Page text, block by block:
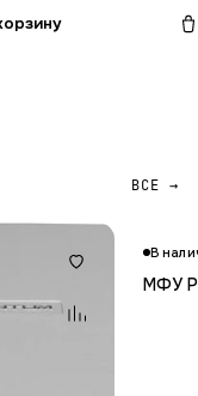
ВСЕ →
В
МФУ